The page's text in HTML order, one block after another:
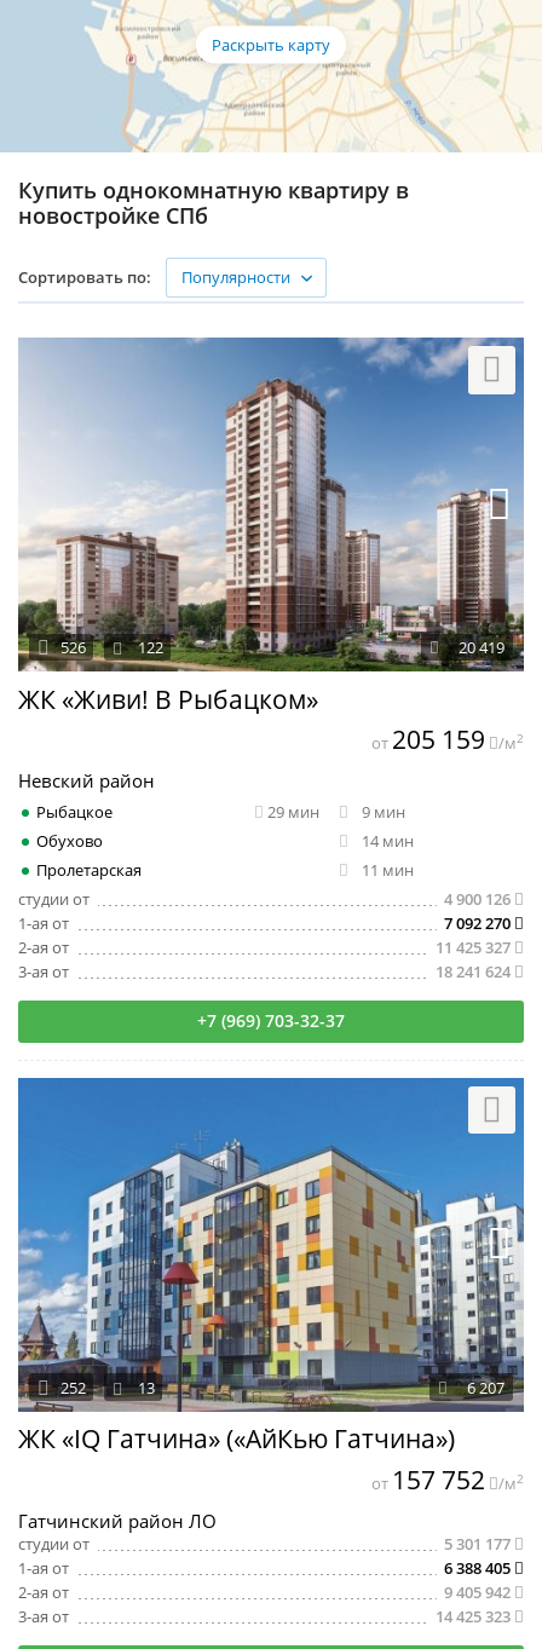
Купить однокомнатную квартиру в
новостройке СПб
Сортировать по: Популярности
ЖК «Живи! В Рыбацком»
20 419
526 122
Невский район
Рыбацкое 29 мин
9 мин
Обухово
14 мин
Пролетарская
11 мин
студии от
4 900 126
1-ая от
7 092 270
2-ая от
11 425 327
3-ая от
18 241 624
от 205 159 /м2
+7 (969) 703-32-37
ЖК «IQ Гатчина» («АйКью Гатчина»)
6 207
252 13
Гатчинский район ЛО
студии от
5 301 177
1-ая от
6 388 405
2-ая от
9 405 942
3-ая от
14 425 323
от 157 752 /м2